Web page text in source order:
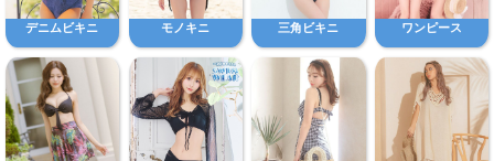
デニムビキニ モノキニ 三角ビキニ ワンピース